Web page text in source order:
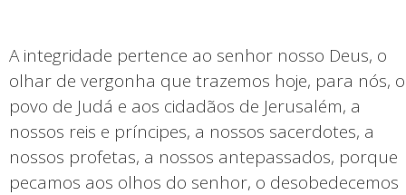
A integridade pertence ao senhor nosso Deus, o
olhar de vergonha que trazemos hoje, para nós, o
povo de Judá e aos cidadãos de Jerusalém, a
nossos reis e príncipes, a nossos sacerdotes, a
nossos profetas, a nossos antepassados, porque
pecamos aos olhos do senhor, o desobedecemos